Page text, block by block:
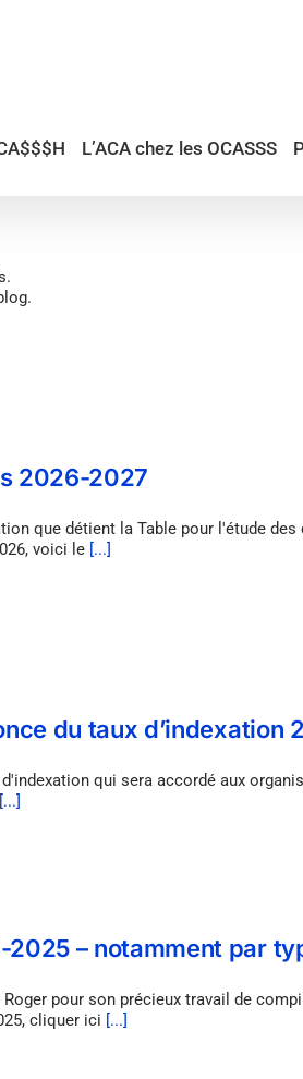
L’ACA chez les OCASSS
2026-2027
que détient la Table pour l'étude
voici le [...]
du taux d’indexation
qui sera accordé aux
[...]
2025 – notamment par
pour son précieux travail de
cliquer ici [...]